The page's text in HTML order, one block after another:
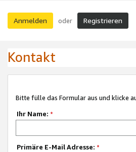
Anmelden oder Registrieren
Kontakt
Bitte fülle das Formular aus und klicke
Ihr Name: *
Primäre E-Mail Adresse: *